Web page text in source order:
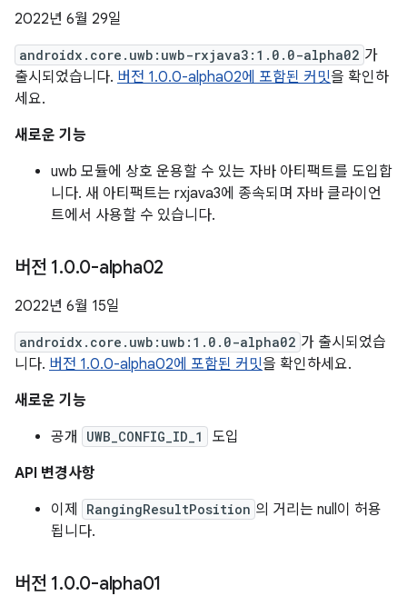
2022년 6월 29일
androidx.core.uwb:uwb-rxjava3:1.0.0-alpha02 가
출시되었습니다. 버전 1.0.0-alpha02에 포함된 커밋을 확인하
세요.
새로운 기능
uwb 모듈에 상호 운용할 수 있는 자바 아티팩트를 도입합
니다. 새 아티팩트는 rxjava3에 종속되며 자바 클라이언
트에서 사용할 수 있습니다.
버전 1.0.0-alpha02
2022년 6월 15일
androidx.core.uwb:uwb:1.0.0-alpha02 가 출시되었습
니다. 버전 1.0.0-alpha02에 포함된 커밋을 확인하세요.
새로운 기능
공개
UWB_CONFIG_ID_1
도입
API 변경사항
이제
RangingResultPosition 의 거리는 null이 허용
됩니다.
버전 1.0.0-alpha01